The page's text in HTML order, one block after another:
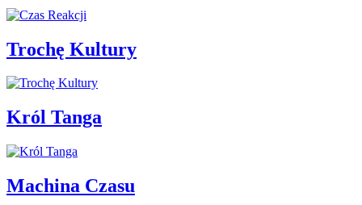
Trochę Kultury
Król Tanga
Machina Czasu